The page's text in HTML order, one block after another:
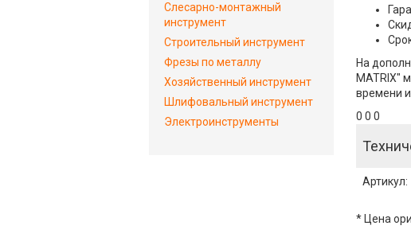
На
MATRIX"
времени
0 0 0
Артикул:
* Цена
Слесарно-монтажный
инструмент
Строительный инструмент
Фрезы по металлу
Хозяйственный инструмент
Шлифовальный инструмент
Электроинструменты